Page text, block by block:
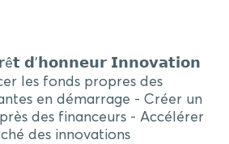
𝗱'𝗵𝗼𝗻𝗻𝗲𝘂𝗿 𝗜𝗻𝗻𝗼𝘃𝗮𝘁𝗶𝗼𝗻
les fonds propres des
en démarrage - Créer un
des financeurs - Accélérer
des innovations